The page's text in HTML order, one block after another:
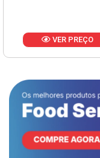
VER PREÇO